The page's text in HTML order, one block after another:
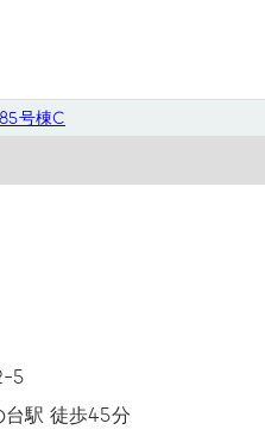
号棟C
5
台駅 徒歩45分